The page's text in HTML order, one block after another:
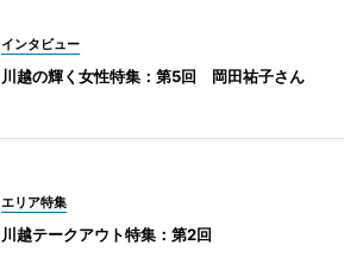
インタビュー
川越の輝く女性特集：第5回 岡田祐子さん
エリア特集
川越テークアウト特集：第2回